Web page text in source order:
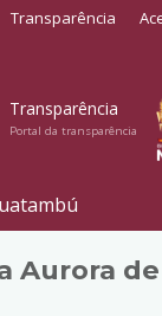
Transparência
Transparência
Portal da transparência
Aurora